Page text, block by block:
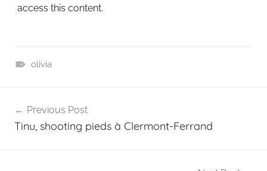
access this content.
t
r
olivia
de
Previous Post
Tinu, shooting pieds à Clermont-Ferrand